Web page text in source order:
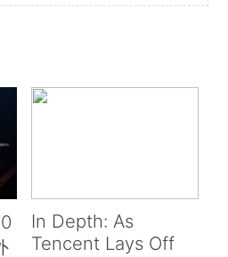
In Depth: As
Tencent Lays Off